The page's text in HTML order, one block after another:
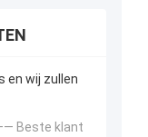
en wij zullen
Beste klant